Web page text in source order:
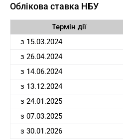
Облікова ставка НБУ
Термін дії
з 15.03.2024
з 26.04.2024
з 14.06.2024
з 13.12.2024
з 24.01.2025
з 07.03.2025
з 30.01.2026